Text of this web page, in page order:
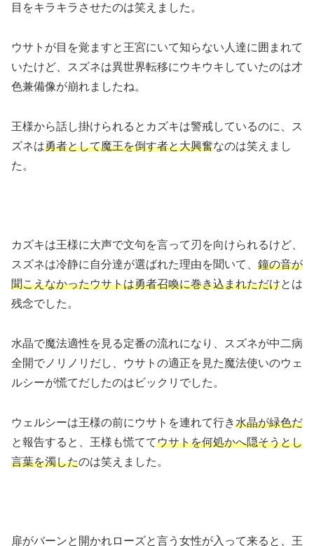
目をキラキラさせたのは笑えました。
ウサトが目を覚ますと王宮にいて知らない人達に囲まれて
いたけど、スズネは異世界転移にウキウキしていたのは才
色兼備像が崩れましたね。
王様から話し掛けられるとカズキは警戒しているのに、ス
ズネは勇者として魔王を倒す者と大興奮なのは笑えまし
た。
カズキは王様に大声で文句を言って刃を向けられるけど、
スズネは冷静に自分達が選ばれた理由を聞いて、 鐘の音が
聞こえなかったウサトは勇者召喚に巻き込まれただけとは
残念でした。
水晶で魔法適性を見る定番の流れになり、スズネが中二病
全開でノリノリだし、ウサトの適正を見た魔法使いのウェ
ルシーが慌てだしたのはビックリでした。
ウェルシーは王様の前にウサトを連れて行き水晶が緑色だ
と報告すると、王様も慌ててウサトを何処かへ隠そうとし
言葉を濁したのは笑えました。
扉がバーンと開かれローズと言う女性が入って来ると、王